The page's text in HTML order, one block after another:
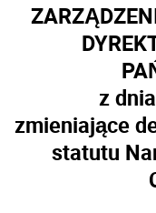
z
zmieniające
statutu